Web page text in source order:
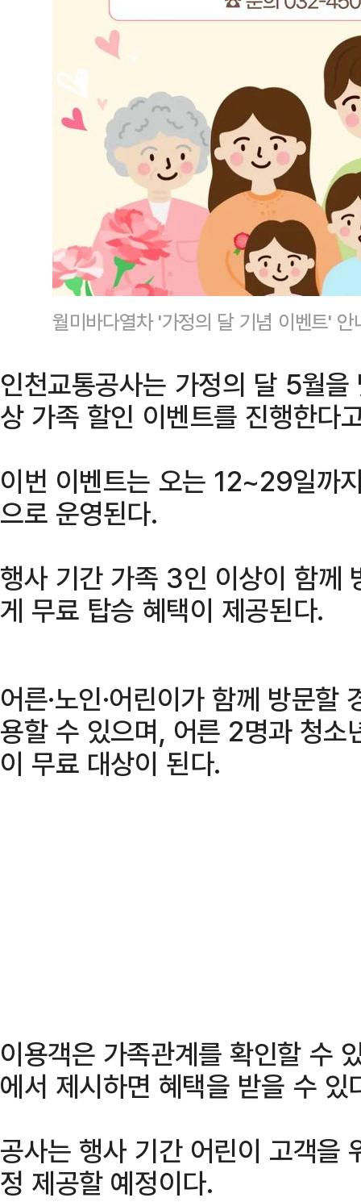
월미바다열차 '가정의 달 기념 이벤트'
인천교통공사는 가정의 달 5월
상 가족 할인 이벤트를 진행한다
이번 이벤트는 오는 12~29일까
으로 운영된다.
행사 기간 가족 3인 이상이 함께
게 무료 탑승 혜택이 제공된다.
어른·노인·어린이가 함께 방문
용할 수 있으며, 어른 2명과 청
이 무료 대상이 된다.
이용객은 가족관계를 확인할 수
에서 제시하면 혜택을 받을 수 있
공사는 행사 기간 어린이 고객
정 제공할 예정이다.